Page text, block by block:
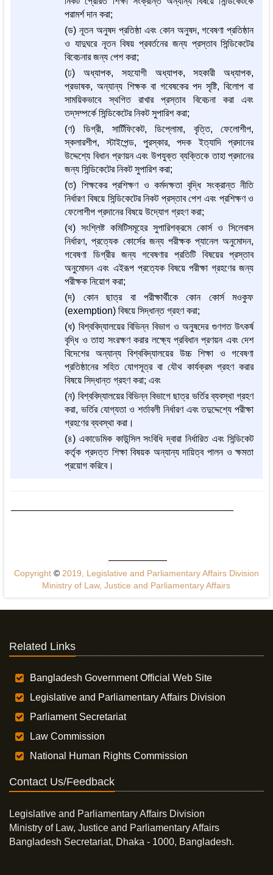
পরামর্শ দান করা;
(ড) নূতন অনুষদ প্রতিষ্ঠা এবং কোন অনুষদ, গবেষণা প্রতিষ্ঠান
ও যাদুঘরে নূতন বিষয় প্রবর্তনের জন্য প্রস্তাব সিন্ডিকেটের
বিবেচনার জন্য পেশ করা;
(ঢ) অধ্যাপক, সহযোগী অধ্যাপক, সহকারী অধ্যাপক,
প্রভাষক, অন্যান্য শিক্ষক বা গবেষকের পদ সৃষ্টি, বিলোপ বা
সাময়িকভাবে স্থগিত রাখার প্রস্তাব বিবেচনা করা এবং
তদ্‌সম্পর্কে সিন্ডিকেটের নিকট সুপারিশ করা;
(ণ) ডিগ্রী, সার্টিফিকেট, ডিপ্লোমা, বৃত্তি, ফেলোশীপ,
স্কলারশীপ, স্টাইপেন্ড, পুরস্কার, পদক ইত্যাদি প্রদানের
উদ্দেশ্যে বিধান প্রণয়ন এবং উপযুক্ত ব্যক্তিকে তাহা প্রদানের
জন্য সিন্ডিকেটের নিকট সুপারিশ করা;
(ত) শিক্ষকের প্রশিক্ষণ ও কর্মদক্ষতা বৃদ্ধি সংক্রান্ত নীতি
নির্ধারণ বিষয়ে সিন্ডিকেটের নিকট প্রস্তাব পেশ এবং প্রশিক্ষণ ও
ফেলোশীপ প্রদানের বিষয়ে উদ্যোগ গ্রহণ করা;
(থ) সংশ্লিষ্ট কমিটিসমূহের সুপারিশক্রমে কোর্স ও সিলেবাস
নির্ধারণ, প্রত্যেক কোর্সের জন্য পরীক্ষক প্যানেল অনুমোদন,
গবেষণা ডিগ্রীর জন্য গবেষণার প্রতিটি বিষয়ের প্রস্তাব
অনুমোদন এবং এইরূপ প্রত্যেক বিষয়ে পরীক্ষা গ্রহণের জন্য
পরীক্ষক নিয়োগ করা;
(দ) কোন ছাত্র বা পরীক্ষার্থীকে কোন কোর্স মওকুফ
(exemption) বিষয়ে সিদ্ধান্ত গ্রহণ করা;
(ধ) বিশ্ববিদ্যালয়ের বিভিন্ন বিভাগ ও অনুষদের গুণগত উৎকর্ষ
বৃদ্ধি ও তাহা সংরক্ষণ করার লক্ষ্যে প্রবিধান প্রণয়ন এবং দেশ
বিদেশের অন্যান্য বিশ্ববিদ্যালয়ের উচ্চ শিক্ষা ও গবেষণা
প্রতিষ্ঠানের সহিত যোগসূত্র বা যৌথ কার্যক্রম গ্রহণ করার
বিষয়ে সিদ্ধান্ত গ্রহণ করা; এবং
(ন) বিশ্ববিদ্যালয়ের বিভিন্ন বিভাগে ছাত্র ভর্তির ব্যবস্থা গ্রহণ
করা, ভর্তির যোগ্যতা ও শর্তাবলী নির্ধারণ এবং তদুদ্দেশ্যে পরীক্ষা
গ্রহণের ব্যবস্থা করা।
(৪) একাডেমিক কাউন্সিল সংবিধি দ্বারা নির্ধারিত এবং সিন্ডিকেট
কর্তৃক প্রদত্ত শিক্ষা বিষয়ক অন্যান্য দায়িত্ব পালন ও ক্ষমতা
প্রয়োগ করিবে।
Copyright ©2019, Legislative and Parliamentary Affairs Division
Ministry of Law, Justice and Parliamentary Affairs
Related Links
Bangladesh Government Official Web Site
Legislative and Parliamentary Affairs Division
Parliament Secretariat
Law Commission
National Human Rights Commission
Contact Us/Feedback
Legislative and Parliamentary Affairs Division
Ministry of Law, Justice and Parliamentary Affairs
Bangladesh Secretariat, Dhaka - 1000, Bangladesh.